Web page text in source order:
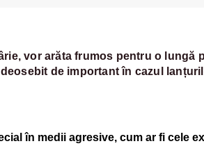
vor arăta frumos pentru o lungă
de important în cazul
în medii agresive, cum ar fi cele